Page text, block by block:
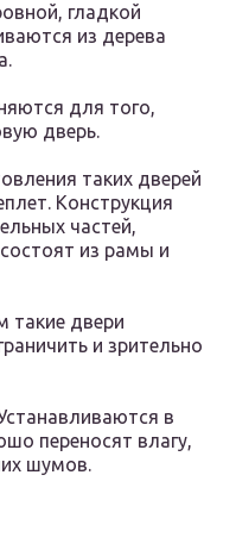
гладкой
из дерева
для того,
дверь.
таких дверей
Конструкция
частей,
из рамы и
такие двери
и зрительно
в
переносят влагу,
шумов.